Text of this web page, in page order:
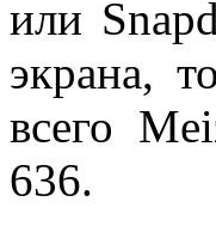
или
экрана,
всего
636.